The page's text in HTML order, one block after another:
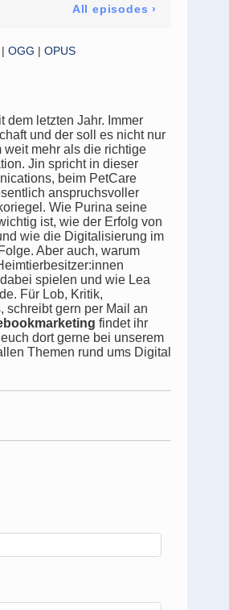
All episodes ›
| OGG | OPUS
dem letzten Jahr. Immer
und der soll es nicht nur
weit mehr als die richtige
Jin spricht in dieser
beim PetCare
anspruchsvoller
Wie Purina seine
ist, wie der Erfolg von
wie die Digitalisierung im
Aber auch, warum
spielen und wie Lea
Für Lob, Kritik,
schreibt gern per Mail an
findet ihr
dort gerne bei unserem
Themen rund ums Digital